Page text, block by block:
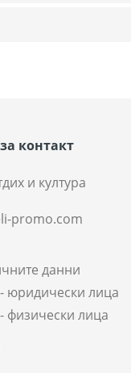
контакт
и култура
promo.com
данни
юридически лица
физически лица